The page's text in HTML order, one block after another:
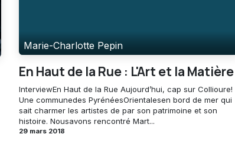
Marie-Charlotte Pepin
En Haut de la Rue : L'Art et la Matière
InterviewEn Haut de la Rue Aujourd’hui, cap sur Collioure!
Une communedes PyrénéesOrientalesen bord de mer qui
sait charmer les artistes de par son patrimoine et son
histoire. Nousavons rencontré Mart...
29 mars 2018